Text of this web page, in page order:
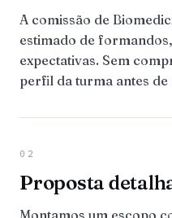
A comissão de
estimado de
expectativas. Sem
perfil da turma antes
02
Proposta
Montamos um escopo